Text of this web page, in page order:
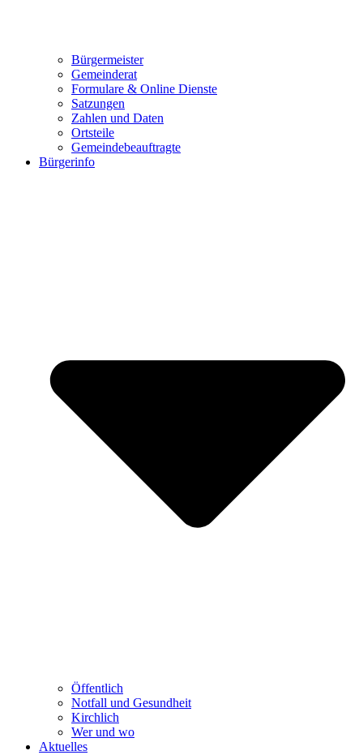
Bürgermeister
Gemeinderat
Formulare & Online Dienste
Satzungen
Zahlen und Daten
Ortsteile
Gemeindebeauftragte
Bürgerinfo
Öffentlich
Notfall und Gesundheit
Kirchlich
Wer und wo
Aktuelles